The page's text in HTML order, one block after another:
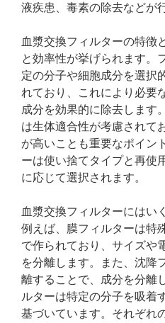
液疾患、毒素の除去などが
血漿交換フィルターの特徴
と効率性が挙げられます。
定の分子や細胞成分を選択
れており、これにより必要
成分を効果的に除去します
は生体適合性が考慮されて
が高いことも重要なポイン
ーは使い捨てタイプと再使
に応じて選択されます。
血漿交換フィルターにはい
例えば、膜フィルターは特
で作られており、サイズや
を分離します。また、沈降
離することで、成分を分離
ルターは特定の分子を吸着
基づいています。それぞれ